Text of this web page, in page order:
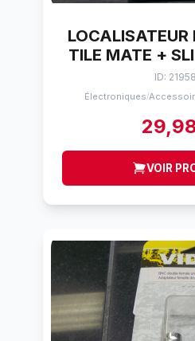
LOCALISATEUR
TILE MATE +
ID:
Électroniques/
VOIR